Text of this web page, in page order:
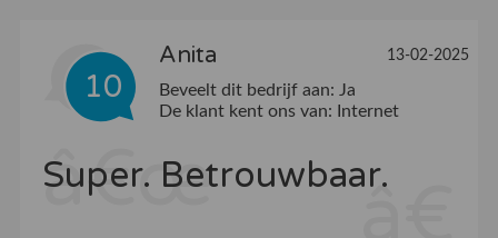
10
Anita 13-02-2025
Beveelt dit bedrijf aan: Ja
De klant kent ons van:
Internet
Super. Betrouwbaar.